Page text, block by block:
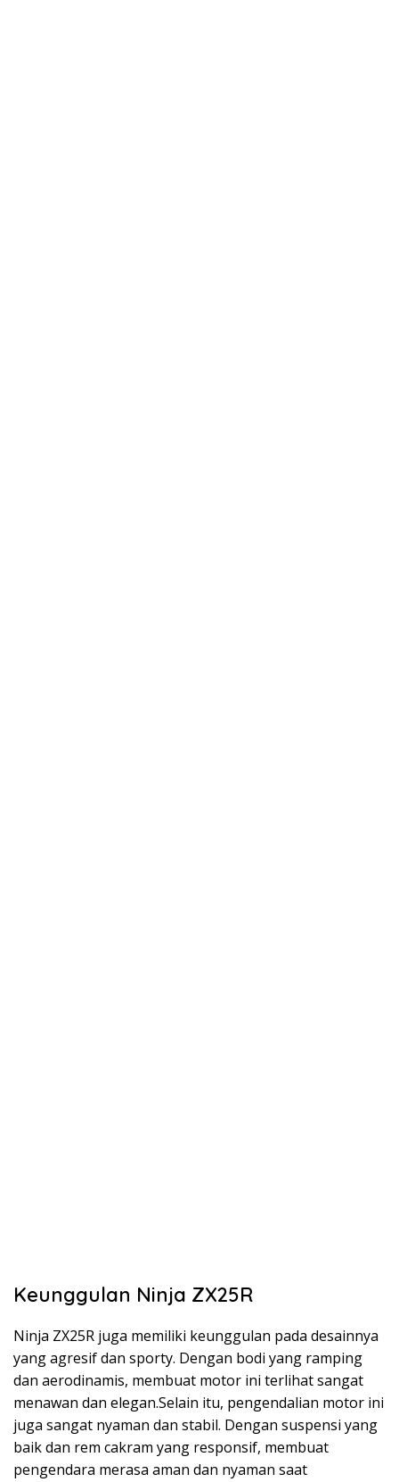
Keunggulan Ninja ZX25R
Ninja ZX25R juga memiliki keunggulan pada desainnya
yang agresif dan sporty. Dengan bodi yang ramping
dan aerodinamis, membuat motor ini terlihat sangat
menawan dan elegan.Selain itu, pengendalian motor ini
juga sangat nyaman dan stabil. Dengan suspensi yang
baik dan rem cakram yang responsif, membuat
pengendara merasa aman dan nyaman saat